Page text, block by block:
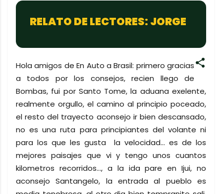
RELATO DE LECTORES: JORGE
Hola amigos de En Auto a Brasil: primero gracias
a todos por los consejos, recien llego de
Bombas, fui por Santo Tome, la aduana exelente,
realmente orgullo, el camino al principio poceado,
el resto del trayecto aconsejo ir bien descansado,
no es una ruta para principiantes del volante ni
para los que les gusta la velocidad... es de los
mejores paisajes que vi y tengo unos cuantos
kilometros recorridos..., a la ida pare en Ijui, no
aconsejo Santangelo, la entrada al pueblo es